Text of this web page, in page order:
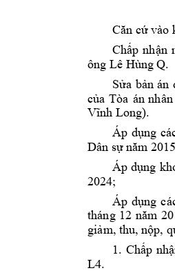
Căn cứ vào
Chấp nhận
ông Lê Hùng Q.
Sửa bản án
của Tòa án nhân
Vĩnh Long).
Áp dụng
Dân sự năm
Áp dụng
2024;
Áp dụng
tháng 12 năm
giảm, thu, nộp,
1. Chấp
L4.